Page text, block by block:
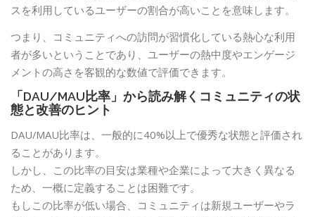
スを利用しているユーザーの割合が高いことを意味します。
つまり、コミュニティへの訪問が習慣化している熱心な利用
者が多いということであり、ユーザーの熱中度やエンゲージ
メントの高さを客観的な数値で評価できます。
「DAU/MAU比率」から読み解くコミュニティの状
態と改善のヒント
DAU/MAU比率は、一般的に40%以上で優秀な状態と評価され
ることがあります。
しかし、この比率の目安は業種や企業によって大きく異なる
ため、一概に定義することは困難です。
もしこの比率が低い場合、コミュニティは新規ユーザーやラ